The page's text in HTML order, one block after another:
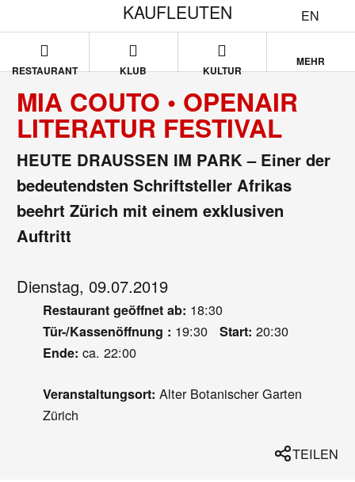
EN
KAUFLEUTEN
RESTAURANT KLUB KULTUR
MEHR
MIA COUTO • OPENAIR
LITERATUR FESTIVAL
HEUTE DRAUSSEN IM PARK – Einer der
bedeutendsten Schriftsteller Afrikas
beehrt Zürich mit einem exklusiven
Auftritt
Dienstag, 09.07.2019
Restaurant geöffnet ab: 18:30
Tür-/Kassenöffnung : 19:30 Start: 20:30
Ende: ca. 22:00
Veranstaltungsort: Alter Botanischer Garten
Zürich
TEILEN